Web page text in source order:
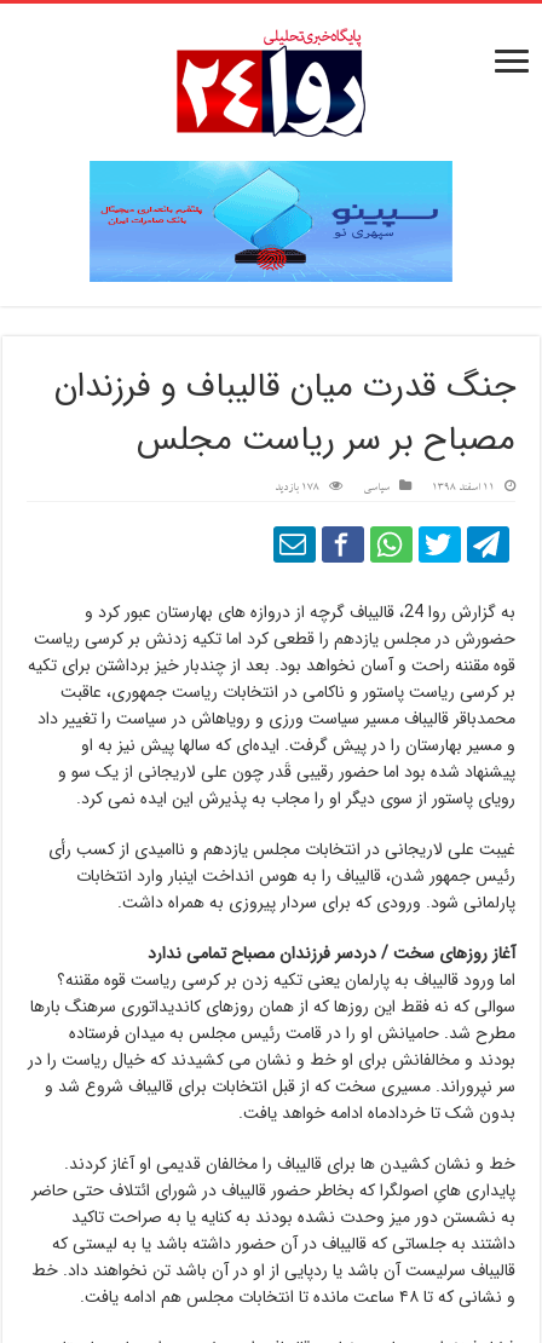
جنگ قدرت میان قالیباف و فرزندان
مصباح بر سر ریاست مجلس
11 اسفند 1398 سیاسی 178 بازدید
به گزارش روا 24، قالیباف گرچه از دروازه های بهارستان عبور کرد و
حضورش در مجلس یازدهم را قطعی کرد اما تکیه زدنش بر کرسی ریاست
قوه مقننه راحت و آسان نخواهد بود. بعد از چندبار خیز برداشتن برای تکیه
بر کرسی ریاست پاستور و ناکامی در انتخابات ریاست جمهوری، عاقبت
محمدباقر قالیباف مسیر سیاست ورزی و رویاهاش در سیاست را تغییر داد
و مسیر بهارستان را در پیش گرفت. ایده‌ای که سالها پیش نیز به او
پیشنهاد شده بود اما حضور رقیبی قَدر چون علی لاریجانی از یک سو و
رویای پاستور از سوی دیگر او را مجاب به پذیرش این ایده نمی کرد.
غیبت علی لاریجانی در انتخابات مجلس یازدهم و ناامیدی از کسب رأی
رئیس جمهور شدن، قالیباف را به هوس انداخت اینبار وارد انتخابات
پارلمانی شود. ورودی که برای سردار پیروزی به همراه داشت.
آغاز روزهای سخت / دردسر فرزندان مصباح تمامی ندارد
اما ورود قالیباف به پارلمان یعنی تکیه زدن بر کرسی ریاست قوه مقننه؟
سوالی که نه فقط این روزها که از همان روزهای کاندیداتوری سرهنگ بارها
مطرح شد. حامیانش او را در قامت رئیس مجلس به میدان فرستاده
بودند و مخالفانش برای او خط و نشان می کشیدند که خیال ریاست را در
سر نپروراند. مسیری سخت که از قبل انتخابات برای قالیباف شروع شد و
بدون شک تا خردادماه ادامه خواهد یافت.
خط و نشان کشیدن ها برای قالیباف را مخالفان قدیمی او آغاز کردند.
پایداری هایِ اصولگرا که بخاطر حضور قالیباف در شورای ائتلاف حتی حاضر
به نشستن دور میز وحدت نشده بودند به کنایه یا به صراحت تاکید
داشتند به جلساتی که قالیباف در آن حضور داشته باشد یا به لیستی که
قالیباف سرلیست آن باشد یا ردپایی از او در آن باشد تن نخواهند داد. خط
و نشانی که تا ۴۸ ساعت مانده تا انتخابات مجلس هم ادامه یافت.